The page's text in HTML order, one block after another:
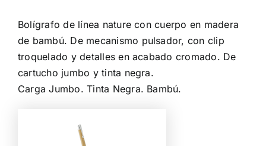
Bolígrafo de línea nature con cuerpo en madera
de bambú. De mecanismo pulsador, con clip
troquelado y detalles en acabado cromado. De
cartucho jumbo y tinta negra.
Carga Jumbo. Tinta Negra. Bambú.